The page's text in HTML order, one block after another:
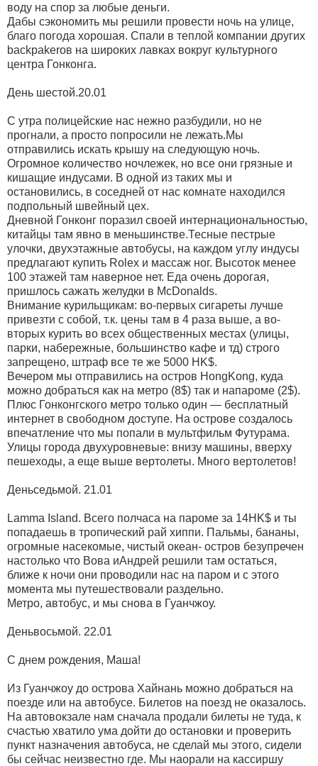
воду на спор за любые деньги.
Дабы сэкономить мы решили провести ночь на улице,
благо погода хорошая. Спали в теплой компании других
backpakerов на широких лавках вокруг культурного
центра Гонконга.
День шестой.20.01
С утра полицейские нас нежно разбудили, но не
прогнали, а просто попросили не лежать.Мы
отправились искать крышу на следующую ночь.
Огромное количество ночлежек, но все они грязные и
кишащие индусами. В одной из таких мы и
остановились, в соседней от нас комнате находился
подпольный швейный цех.
Дневной Гонконг поразил своей интернациональностью,
китайцы там явно в меньшинстве.Тесные пестрые
улочки, двухэтажные автобусы, на каждом углу индусы
предлагают купить Rolex и массаж ног. Высоток менее
100 этажей там наверное нет. Еда очень дорогая,
пришлось сажать желудки в McDonalds.
Внимание курильщикам: во-первых сигареты лучше
привезти с собой, т.к. цены там в 4 раза выше, а во-
вторых курить во всех общественных местах (улицы,
парки, набережные, большинство кафе и тд) строго
запрещено, штраф все те же 5000 HK$.
Вечером мы отправились на остров HongKong, куда
можно добраться как на метро (8$) так и напароме (2$).
Плюс Гонконгского метро только один — бесплатный
интернет в свободном доступе. На острове создалось
впечатление что мы попали в мультфильм Футурама.
Улицы города двухуровневые: внизу машины, вверху
пешеходы, а еще выше вертолеты. Много вертолетов!
Деньседьмой. 21.01
Lamma Island. Всего полчаса на пароме за 14HK$ и ты
попадаешь в тропический рай хиппи. Пальмы, бананы,
огромные насекомые, чистый океан- остров безупречен
настолько что Вова иАндрей решили там остаться,
ближе к ночи они проводили нас на паром и с этого
момента мы путешествовали раздельно.
Метро, автобус, и мы снова в Гуанчжоу.
Деньвосьмой. 22.01
С днем рождения, Маша!
Из Гуанчжоу до острова Хайнань можно добраться на
поезде или на автобусе. Билетов на поезд не оказалось.
На автовокзале нам сначала продали билеты не туда, к
счастью хватило ума дойти до остановки и проверить
пункт назначения автобуса, не сделай мы этого, сидели
бы сейчас неизвестно где. Мы наорали на кассиршу